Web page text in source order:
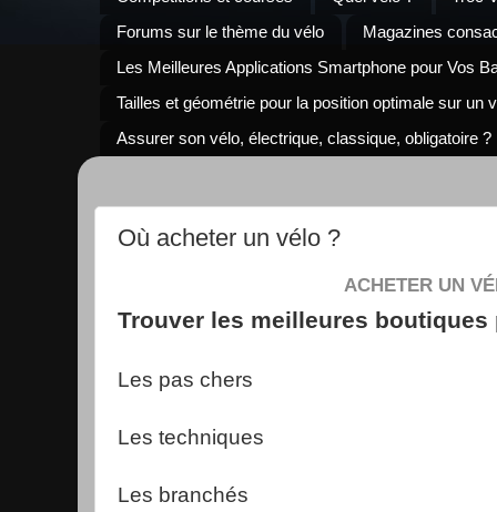
Forums sur le thème du vélo
Magazines
Les Meilleures Applications Smartphone pour Vos
Tailles et géométrie pour la position optimale sur un
Assurer son vélo, électrique, classique, obligatoire ?
Où acheter un vélo ?
ACHETER UN
Trouver les meilleures
Les pas chers
Les techniques
Les branchés